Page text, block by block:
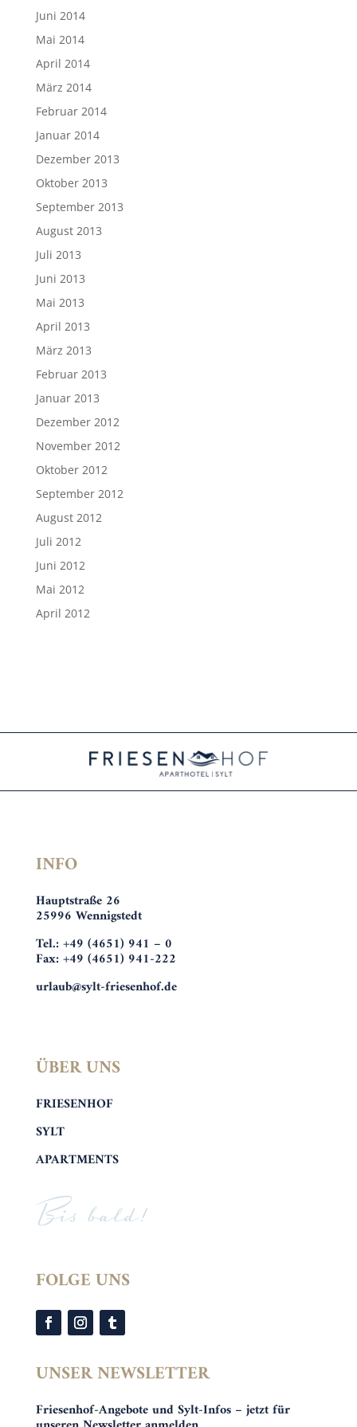
Juni 2014
Mai 2014
April 2014
März 2014
Februar 2014
Januar 2014
Dezember 2013
Oktober 2013
September 2013
August 2013
Juli 2013
Juni 2013
Mai 2013
April 2013
März 2013
Februar 2013
Januar 2013
Dezember 2012
November 2012
Oktober 2012
September 2012
August 2012
Juli 2012
Juni 2012
Mai 2012
April 2012
INFO
Hauptstraße 26
25996 Wennigstedt
Tel.: +49 (4651) 941 – 0
Fax: +49 (4651) 941-222
urlaub@sylt-friesenhof.de
ÜBER UNS
FRIESENHOF
SYLT
APARTMENTS
Bis bald!
FOLGE UNS
UNSER NEWSLETTER
Friesenhof-Angebote und Sylt-Infos – jetzt für